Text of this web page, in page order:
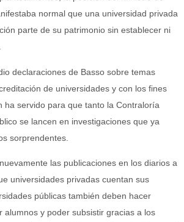
normal que una universidad privada
parte de su patrimonio sin establecer ni
declaraciones de Basso sobre temas
de universidades y con los fines
ha servido para que tanto la Contraloría
se lancen en investigaciones que ya
sorprendentes.
las publicaciones en los diarios a
universidades privadas cuentan sus
públicas también deben hacer
alumnos y poder subsistir gracias a los